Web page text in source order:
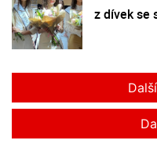
z dívek se